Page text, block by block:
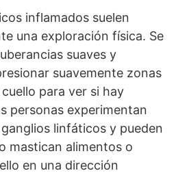
inflamados suelen
una exploración física. Se
suaves y
suavemente zonas
para ver si hay
personas experimentan
linfáticos y pueden
mastican alimentos o
en una dirección